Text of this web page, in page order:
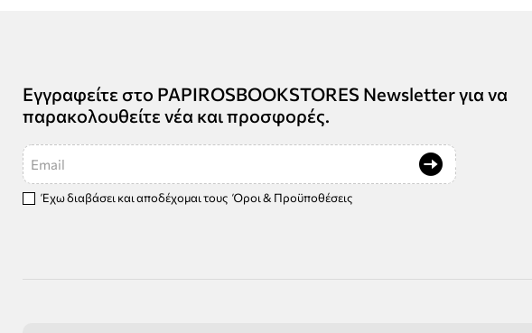
Εγγραφείτε στο PAPIROSBOOKSTORES Newsletter για να
παρακολουθείτε νέα και προσφορές.
Email
Έχω διαβάσει και αποδέχομαι τους Όροι & Προϋποθέσεις